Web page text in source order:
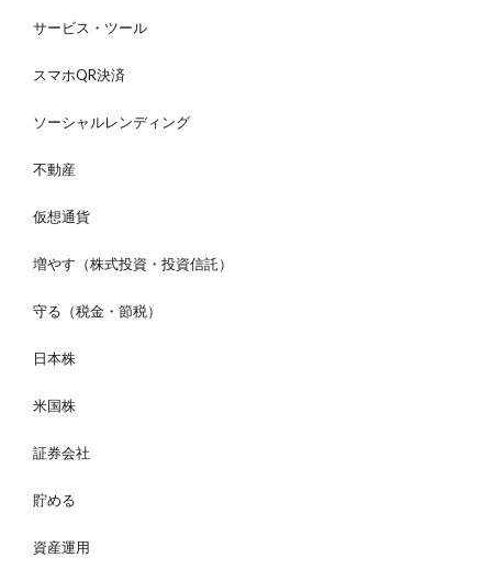
サービス・ツール
スマホQR決済
ソーシャルレンディング
不動産
仮想通貨
増やす（株式投資・投資信託）
守る（税金・節税）
日本株
米国株
証券会社
貯める
資産運用